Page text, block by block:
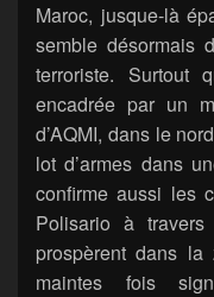
Maroc, jusque-là
semble désormais
terroriste. Surtout
encadrée par un
d’AQMI, dans le
lot d’armes dans
confirme aussi les
Polisario à
prospèrent dans
maintes fois